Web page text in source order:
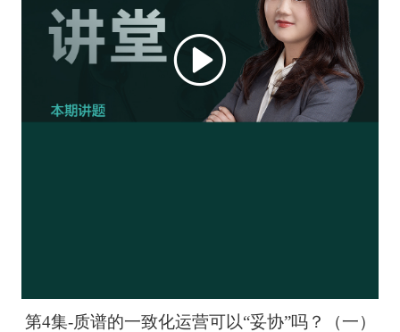
第4集-质谱的一致化运营可以“妥协”吗？（一）